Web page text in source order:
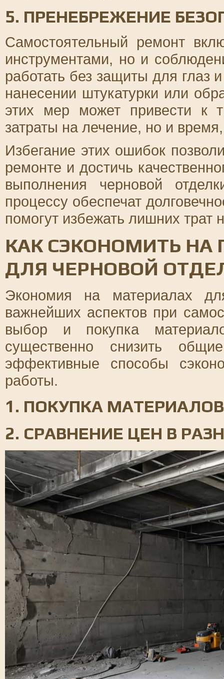
5. ПРЕНЕБРЕЖЕНИЕ
Самостоятельный ремонт
инструментами, но и
работать без защиты для глаз
нанесении штукатурки или
этих мер может привести к
затраты на лечение, но и
Избегание этих ошибок
ремонте и достичь
выполнения черновой
процессу обеспечат
помогут избежать лишних трат
КАК СЭКОНОМИТЬ НА
ДЛЯ ЧЕРНОВОЙ
Экономия на материалах
важнейших аспектов при
выбор и покупка
существенно снизить
эффективные способы
работы.
1. ПОКУПКА
2. СРАВНЕНИЕ ЦЕН В